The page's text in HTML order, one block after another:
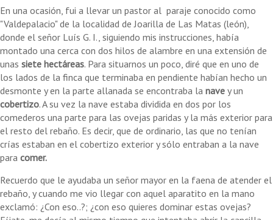
En una ocasión, fui a llevar un pastor al paraje conocido como
"Valdepalacio" de la localidad de Joarilla de Las Matas (león),
donde el señor Luís G. I., siguiendo mis instrucciones, había
montado una cerca con dos hilos de alambre en una extensión de
unas siete hectáreas. Para situarnos un poco, diré que en uno de
los lados de la finca que terminaba en pendiente habían hecho un
desmonte y en la parte allanada se encontraba la nave y un
cobertizo. A su vez la nave estaba dividida en dos por los
comederos una parte para las ovejas paridas y la más exterior para
el resto del rebaño. Es decir, que de ordinario, las que no tenían
crías estaban en el cobertizo exterior y sólo entraban a la nave
para comer.
Recuerdo que le ayudaba un señor mayor en la faena de atender el
rebaño, y cuando me vio llegar con aquel aparatito en la mano
exclamó: ¿Con eso..?; ¿con eso quieres dominar estas ovejas?